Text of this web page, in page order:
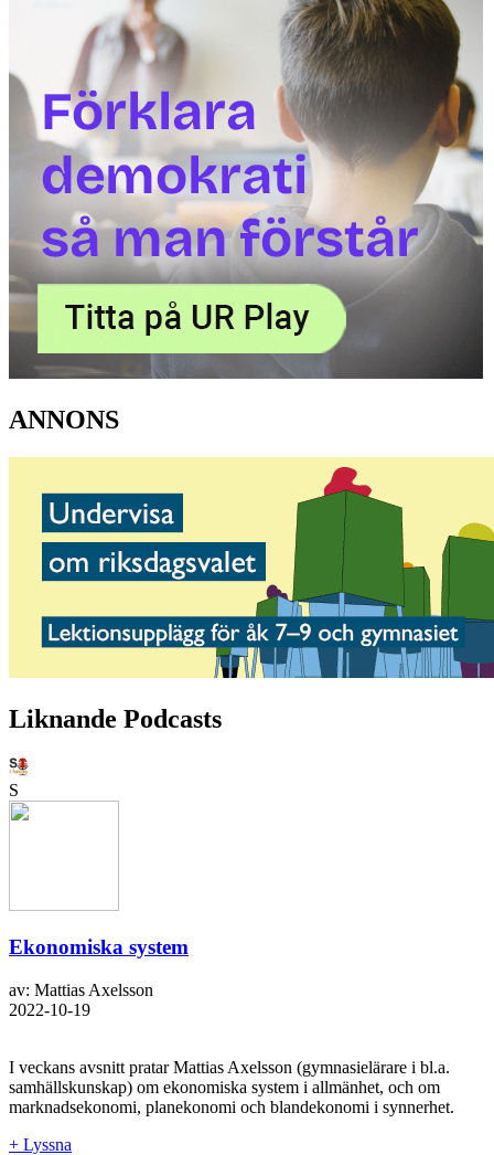
ANNONS
Liknande Podcasts
S
Ekonomiska system
av: Mattias Axelsson
2022-10-19
I veckans avsnitt pratar Mattias Axelsson (gymnasielärare i bl.a.
samhällskunskap) om ekonomiska system i allmänhet, och om
marknadsekonomi, planekonomi och blandekonomi i synnerhet.
+ Lyssna